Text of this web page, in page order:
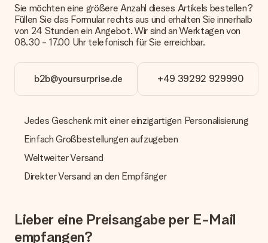
mit normaler Überweisung, Sofortüberweisung, Paypal,
Kreditkarte oder auf Rechnung über Klarna. Bei einer
manuellen Überweisung verlängert sich die Lieferzeit des
Geschenks jedoch um 3 Werktage.
Geschenk empfangen
Was, wenn das Geschenk meine Erwartungen nicht
erfüllt?
erfüllen, bitten wir dich, unseren Kundenservice zu
kontaktieren. Dort wird dir umgehend ein passender
Lösungsvorschlag unterbreitet.
Wird die Rechnung mit der Bestellung mitverschickt?
Alle Lieferungen erfolgen ohne Rechnung und/oder
Geschenk also direkt beim Empfänger liefern lassen und es
bleibt eine echte Überraschung!
Sie möchten eine größere Anzahl dieses Artikels bestellen?
Füllen Sie das Formular rechts aus und erhalten Sie innerhalb
von 24 Stunden ein Angebot. Wir sind an Werktagen von
08.30 - 17.00 Uhr telefonisch für Sie erreichbar.
b2b@yoursurprise.de +49 39292 929990
Jedes Geschenk mit einer einzigartigen Personalisierung
Einfach Großbestellungen aufzugeben
Weltweiter Versand
Direkter Versand an den Empfänger
Lieber eine Preisangabe per E-Mail
empfangen?